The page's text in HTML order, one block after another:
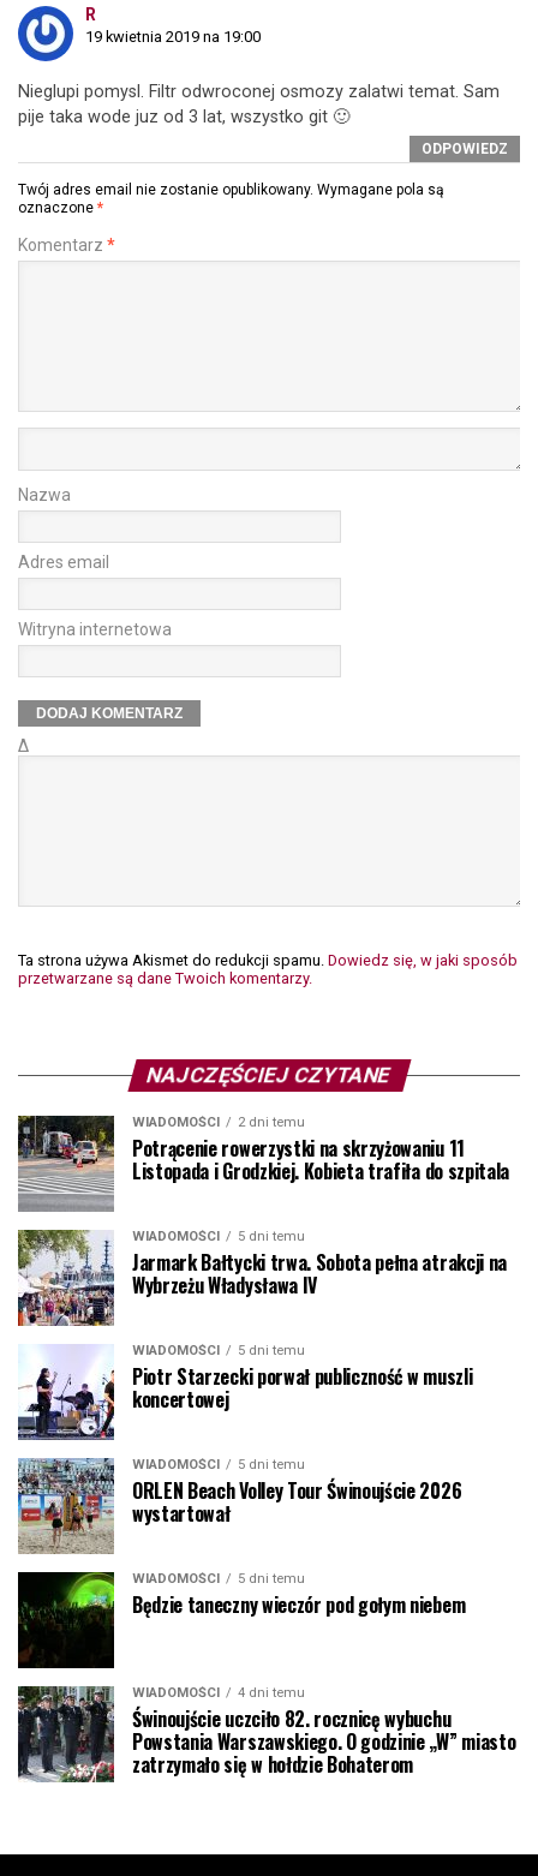
R
19 kwietnia 2019 na 19:00
Nieglupi pomysl. Filtr odwroconej osmozy zalatwi temat. Sam
pije taka wode juz od 3 lat, wszystko git 🙂
ODPOWIEDZ
Twój adres email nie zostanie opublikowany. Wymagane pola są
oznaczone *
Komentarz *
Nazwa
Adres email
Witryna internetowa
Δ
Ta strona używa Akismet do redukcji spamu. Dowiedz się, w jaki sposób
przetwarzane są dane Twoich komentarzy.
NAJCZĘŚCIEJ CZYTANE
WIADOMOŚCI 2 dni temu
Potrącenie rowerzystki na skrzyżowaniu 11
Listopada i Grodzkiej. Kobieta trafiła do szpitala
WIADOMOŚCI 5 dni temu
Jarmark Bałtycki trwa. Sobota pełna atrakcji na
Wybrzeżu Władysława IV
WIADOMOŚCI 5 dni temu
Piotr Starzecki porwał publiczność w muszli
koncertowej
WIADOMOŚCI 5 dni temu
ORLEN Beach Volley Tour Świnoujście 2026
wystartował
WIADOMOŚCI 5 dni temu
Będzie taneczny wieczór pod gołym niebem
WIADOMOŚCI 4 dni temu
Świnoujście uczciło 82. rocznicę wybuchu
Powstania Warszawskiego. O godzinie „W” miasto
zatrzymało się w hołdzie Bohaterom